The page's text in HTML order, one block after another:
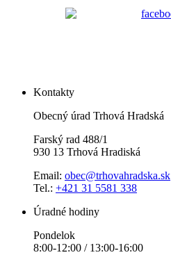
Kontakty
Obecný úrad Trhová Hradská
Farský rad 488/1
930 13 Trhová Hradiská
Email: obec@trhovahradska.sk
Tel.: +421 31 5581 338
Úradné hodiny
Pondelok
8:00-12:00 / 13:00-16:00